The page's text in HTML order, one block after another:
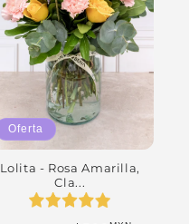
Oferta
Lolita - Rosa Amarilla,
Cla...